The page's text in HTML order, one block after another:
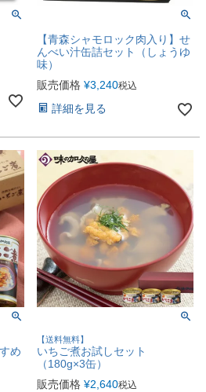
【青森シャモロック肉入り】せ
んべい汁缶詰セット（しょうゆ
味）
販売価格 ¥3,240税込
詳細を見る
め
【送料無料】
いちご煮お試しセット
（180g×3缶）
販売価格 ¥2,640税込